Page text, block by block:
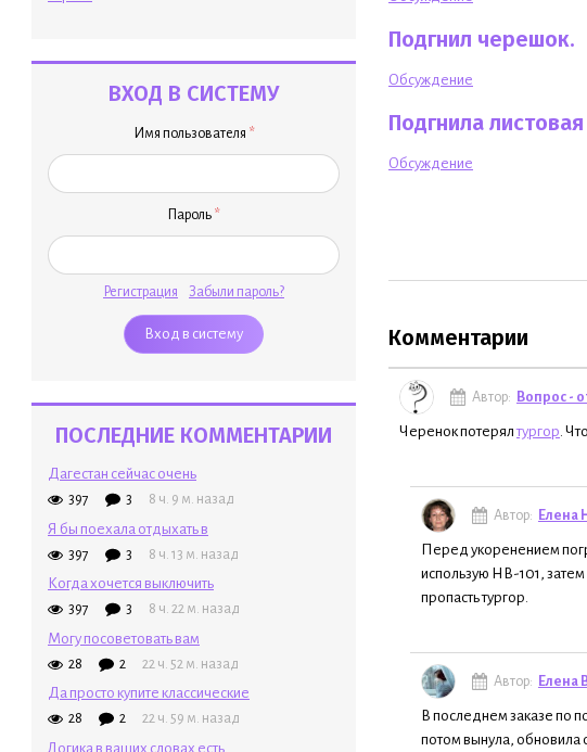
ВХОД В СИСТЕМУ
Имя пользователя *
Пароль *
Регистрация Забыли пароль?
ПОСЛЕДНИЕ КОММЕНТАРИИ
Дагестан сейчас очень
397 3 8 ч. 9 м. назад
Я бы поехала отдыхать в
397 3 8 ч. 13 м. назад
Когда хочется выключить
397 3 8 ч. 22 м. назад
Могу посоветовать вам
28 2 22 ч. 52 м. назад
Да просто купите классические
28 2 22 ч. 59 м. назад
Логика в ваших словах есть.
Подгнил черешок.
Обсуждение
Подгнила
Обсуждение
Комментарии
Автор: Вопрос -
Черенок потерялтургор.
Автор: Елена
Перед укоренением
использую НВ-101, затем
пропасть тургор.
Автор: Елена
В последнем заказе по
потом вынула, обновила